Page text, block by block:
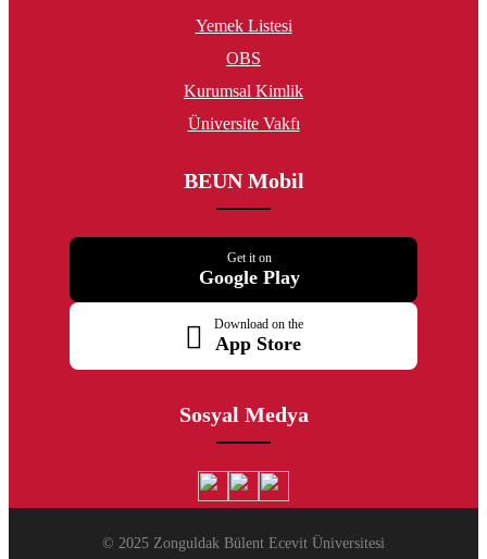
Yemek Listesi
OBS
Kurumsal Kimlik
Üniversite Vakfı
BEUN Mobil
Get it on
Google Play
Download on the
App Store
Sosyal Medya
© 2025 Zonguldak Bülent Ecevit Üniversitesi